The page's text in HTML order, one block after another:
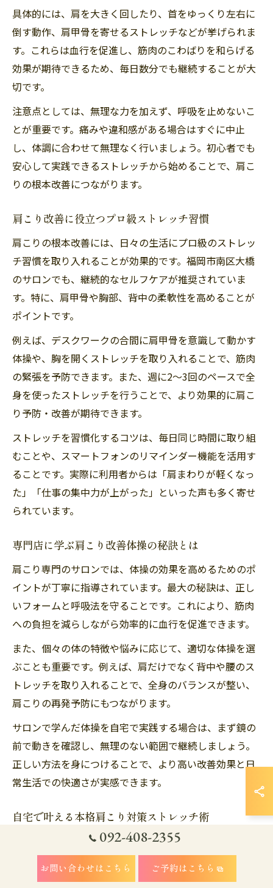
具体的には、肩を大きく回したり、首をゆっくり左右に
倒す動作、肩甲骨を寄せるストレッチなどが挙げられま
す。これらは血行を促進し、筋肉のこわばりを和らげる
効果が期待できるため、毎日数分でも継続することが大
切です。
注意点としては、無理な力を加えず、呼吸を止めないこ
とが重要です。痛みや違和感がある場合はすぐに中止
し、体調に合わせて無理なく行いましょう。初心者でも
安心して実践できるストレッチから始めることで、肩こ
りの根本改善につながります。
肩こり改善に役立つプロ級ストレッチ習慣
肩こりの根本改善には、日々の生活にプロ級のストレッ
チ習慣を取り入れることが効果的です。福岡市南区大橋
のサロンでも、継続的なセルフケアが推奨されていま
す。特に、肩甲骨や胸部、背中の柔軟性を高めることが
ポイントです。
例えば、デスクワークの合間に肩甲骨を意識して動かす
体操や、胸を開くストレッチを取り入れることで、筋肉
の緊張を予防できます。また、週に2～3回のペースで全
身を使ったストレッチを行うことで、より効果的に肩こ
り予防・改善が期待できます。
ストレッチを習慣化するコツは、毎日同じ時間に取り組
むことや、スマートフォンのリマインダー機能を活用す
ることです。実際に利用者からは「肩まわりが軽くなっ
た」「仕事の集中力が上がった」といった声も多く寄せ
られています。
専門店に学ぶ肩こり改善体操の秘訣とは
肩こり専門のサロンでは、体操の効果を高めるためのポ
イントが丁寧に指導されています。最大の秘訣は、正し
いフォームと呼吸法を守ることです。これにより、筋肉
への負担を減らしながら効率的に血行を促進できます。
また、個々の体の特徴や悩みに応じて、適切な体操を選
ぶことも重要です。例えば、肩だけでなく背中や腰のス
トレッチを取り入れることで、全身のバランスが整い、
肩こりの再発予防にもつながります。
サロンで学んだ体操を自宅で実践する場合は、まず鏡の
前で動きを確認し、無理のない範囲で継続しましょう。
正しい方法を身につけることで、より高い改善効果と日
常生活での快適さが実感できます。
自宅で叶える本格肩こり対策ストレッチ術
自宅で本格的な肩こり対策を行うためには、数種類のス
トレッチを組み合わせて習慣化することが効果的です。
福岡市南区大橋のサロンで推奨されている手法を参考
092-408-2355
お問い合わせはこちら ご予約はこちら